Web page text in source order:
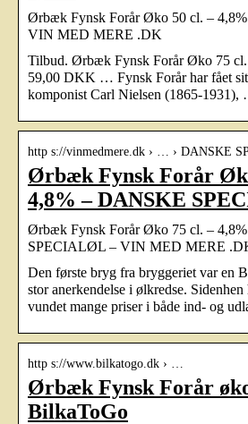
Ørbæk Fynsk Forår Øko 50 cl. –
VIN MED MERE .DK
Tilbud. Ørbæk Fynsk Forår Øko 75
59,00 DKK … Fynsk Forår har fået
komponist Carl Nielsen (1865-1931),
http s://vinmedmere.dk › … › DANSKE
Ørbæk Fynsk Forår
4,8% – DANSKE
Ørbæk Fynsk Forår Øko 75 cl. –
SPECIALØL – VIN MED MERE
Den første bryg fra bryggeriet var en
stor anerkendelse i ølkredse.
vundet mange priser i både ind- og
http s://www.bilkatogo.dk › …
Ørbæk Fynsk Forår
BilkaToGo